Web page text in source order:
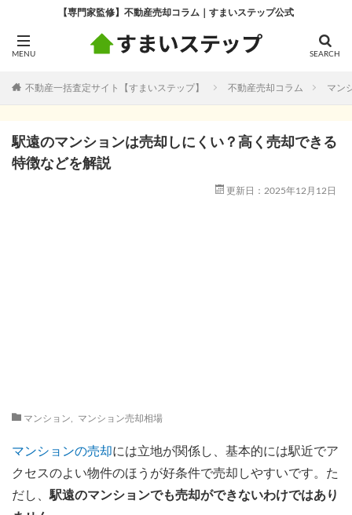
【専門家監修】不動産売却コラム｜すまいステップ公式
不動産一括査定サイト【すまいステップ】 不動産売却コラム マン
駅遠のマンションは売却しにくい？高く売却できる
特徴などを解説
更新日：2025年12月12日
マンション マンション売却相場
マンションの売却には立地が関係し、基本的には駅近でア
クセスのよい物件のほうが好条件で売却しやすいです。た
だし、 駅遠のマンションでも売却ができないわけではあり